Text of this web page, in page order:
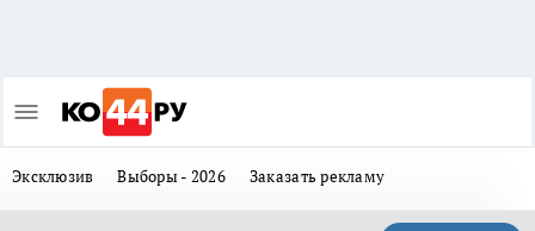
Эксклюзив Выборы - 2026 Заказать рекламу